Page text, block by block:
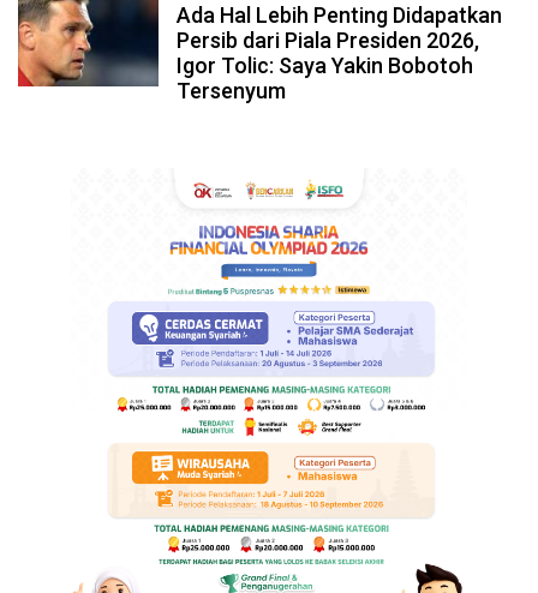
Ada Hal Lebih Penting Didapatkan
Persib dari Piala Presiden 2026,
Igor Tolic: Saya Yakin Bobotoh
Tersenyum